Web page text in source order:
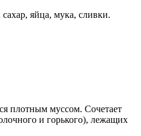
яйца, мука, сливки.
плотным муссом. Сочетает
и горького), лежащих